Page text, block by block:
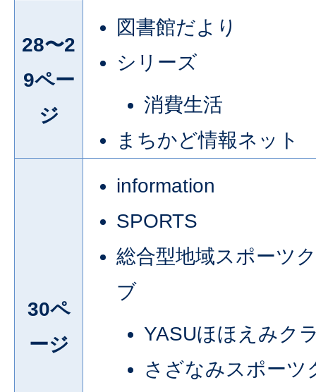
28〜2
9ペー
ジ
図書館だより
シリーズ
消費生活
まちかど情報ネット
30ペ
ージ
information
SPORTS
総合型地域スポーツ
ブ
YASUほほえみク
さざなみスポーツ